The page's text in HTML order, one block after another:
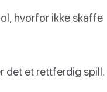
hvorfor ikke skaffe
det et rettferdig spill.